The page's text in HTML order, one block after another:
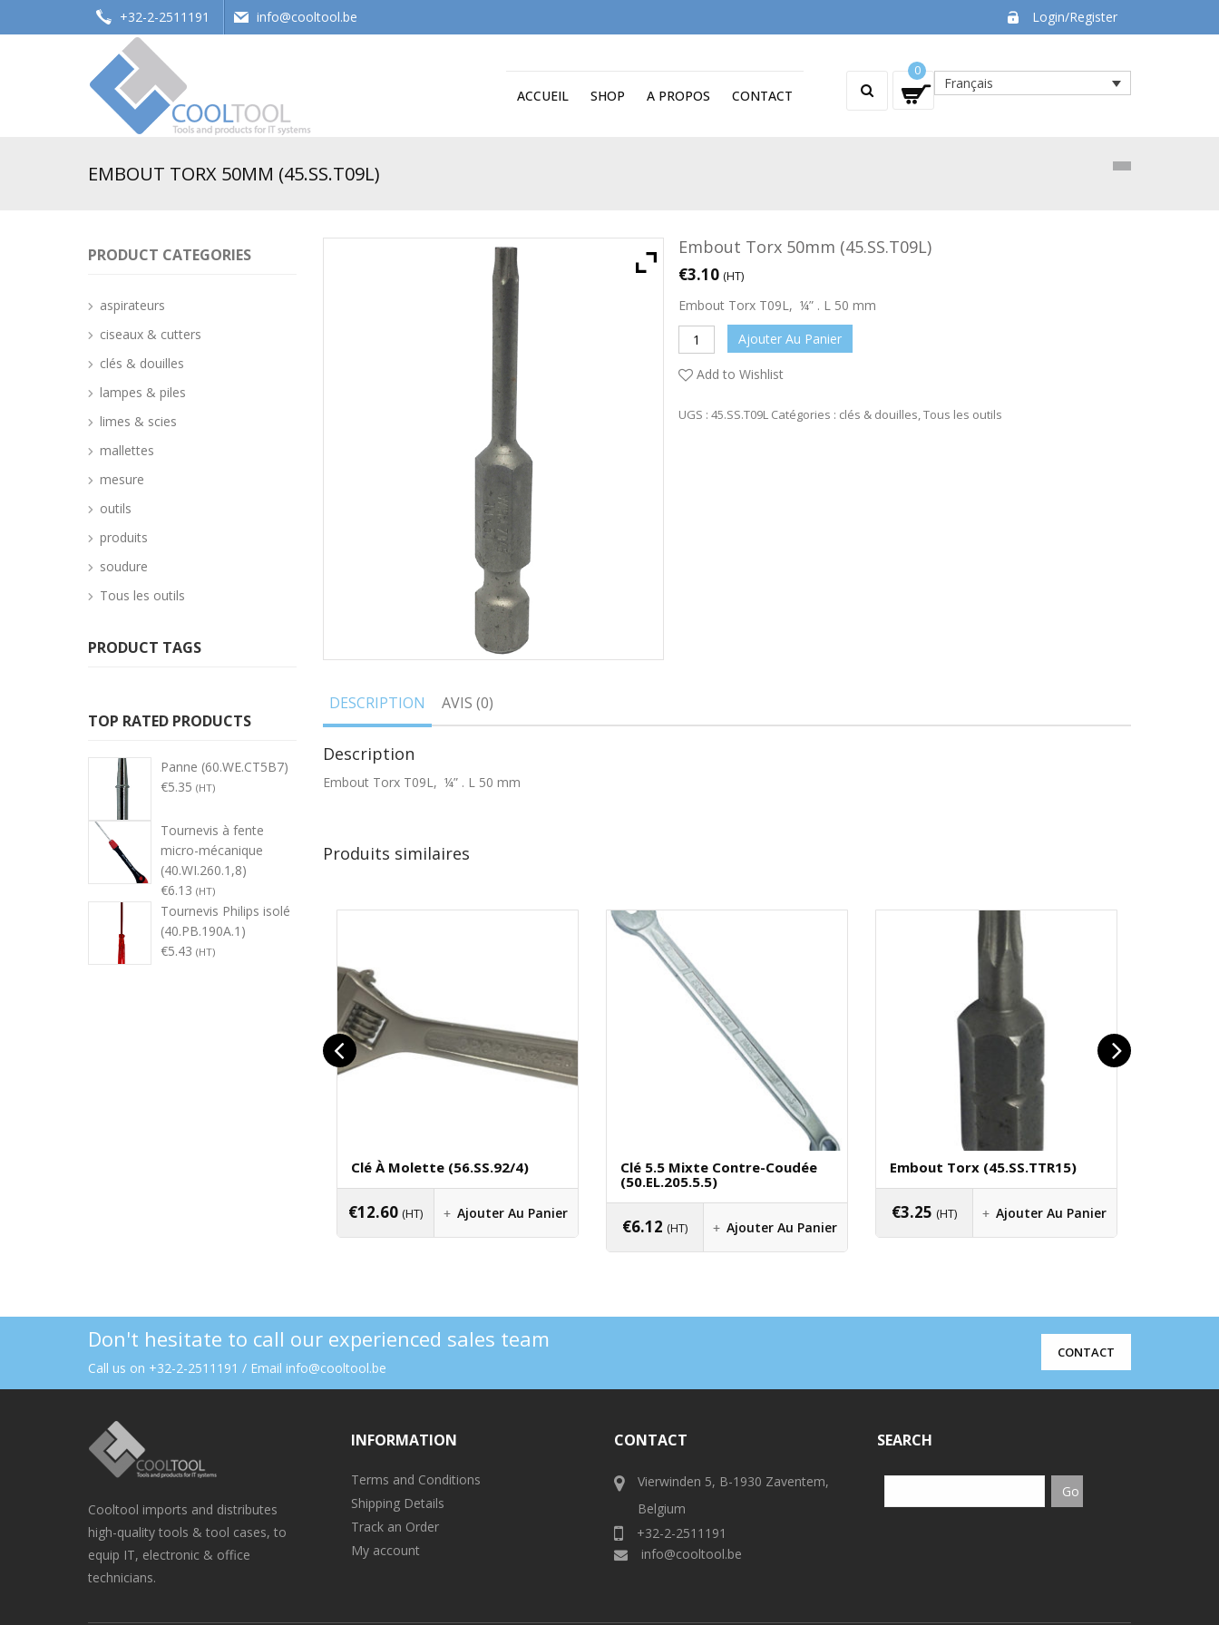
+32-2-2511191 info@cooltool.be Login/Register
Français
0
ACCUEIL SHOP A PROPOS CONTACT
EMBOUT TORX 50MM (45.SS.T09L)
Embout Torx 50mm (45.SS.T09L)
€3.10 (HT)
Embout Torx T09L, ¼” . L 50 mm
Ajouter Au Panier
Add to Wishlist
UGS : 45.SS.T09L Catégories : clés & douilles,Tous les outils
DESCRIPTION AVIS (0)
Description
Embout Torx T09L, ¼” . L 50 mm
Produits similaires
Clé À Molette (56.SS.92/4)
€12.60 (HT) Ajouter Au Panier
Clé 5.5 Mixte Contre-Coudée
(50.EL.205.5.5)
€6.12 (HT) Ajouter Au Panier
Embout Torx (45.SS.TTR15)
€3.25 (HT) Ajouter Au Panier
PRODUCT CATEGORIES
aspirateurs
ciseaux & cutters
clés & douilles
lampes & piles
limes & scies
mallettes
mesure
outils
produits
soudure
Tous les outils
PRODUCT TAGS
TOP RATED PRODUCTS
Panne (60.WE.CT5B7)
€5.35 (HT)
Tournevis à fente
micro-mécanique
(40.WI.260.1,8)
€6.13 (HT)
Tournevis Philips isolé
(40.PB.190A.1)
€5.43 (HT)
Don't hesitate to call our experienced sales team
Call us on +32-2-2511191 / Email info@cooltool.be
CONTACT
Cooltool imports and distributes
high-quality tools & tool cases, to
equip IT, electronic & office
technicians.
INFORMATION
Terms and Conditions
Shipping Details
Track an Order
My account
CONTACT
Vierwinden 5, B-1930 Zaventem,
Belgium
+32-2-2511191
info@cooltool.be
SEARCH